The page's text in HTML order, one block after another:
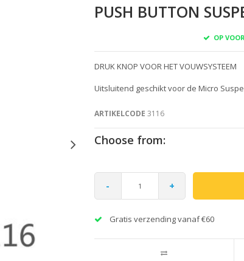
PUSH BUTTON
OP
DRUK KNOP VOOR HET VOUWSYSTEEM
Uitsluitend geschikt voor de Micro
ARTIKELCODE 3116
Choose from:
- +
Gratis verzending vanaf €60